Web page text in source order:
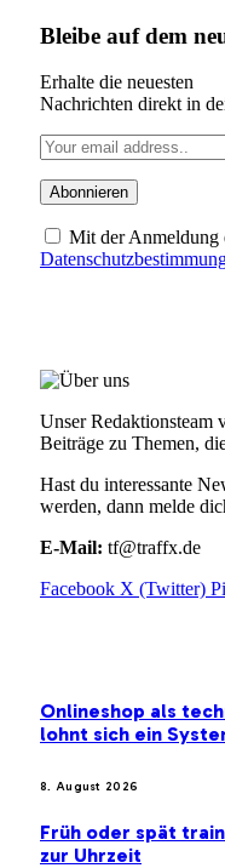
Bleibe auf dem
Erhalte die neuesten
Nachrichten direkt in
Mit der Anmeldung
Unser Redaktionsteam
Beiträge zu Themen,
Hast du interessante
werden, dann melde
E-Mail: tf@traffx.de
Facebook X (Twitter)
Onlineshop als
lohnt sich ein
8. August 2026
Früh oder spät
zur Uhrzeit